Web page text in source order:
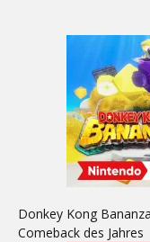
Donkey Kong
Comeback des Jahres